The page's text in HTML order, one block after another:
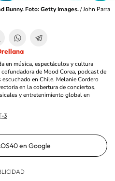
Bunny. Foto: Getty Images./John Parra
en música, espectáculos y cultura
de Mood Corea, podcast de
en Chile. Melanie Cordero
en la cobertura de conciertos,
y entretenimiento global en
3
en Google